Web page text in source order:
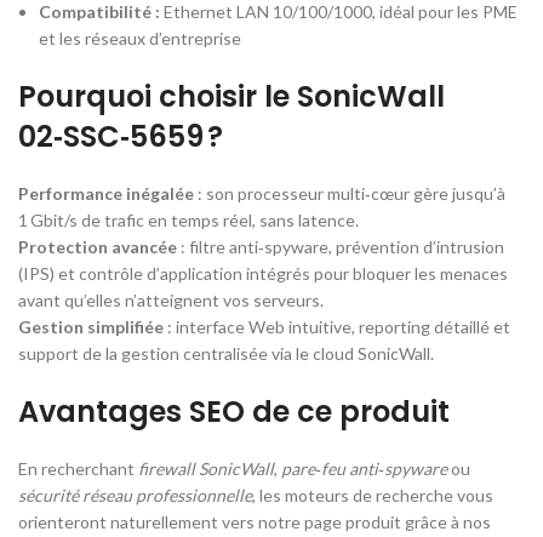
Compatibilité : Ethernet LAN 10/100/1000, idéal pour les PME
et les réseaux d’entreprise
Pourquoi choisir le SonicWall
02‑SSC‑5659 ?
Performance inégalée : son processeur multi‑cœur gère jusqu’à
1 Gbit/s de trafic en temps réel, sans latence.
Protection avancée : filtre anti‑spyware, prévention d’intrusion
(IPS) et contrôle d’application intégrés pour bloquer les menaces
avant qu’elles n’atteignent vos serveurs.
Gestion simplifiée : interface Web intuitive, reporting détaillé et
support de la gestion centralisée via le cloud SonicWall.
Avantages SEO de ce produit
En recherchant firewall SonicWall, pare‑feu anti‑spywareou
sécurité réseau professionnelle, les moteurs de recherche vous
orienteront naturellement vers notre page produit grâce à nos